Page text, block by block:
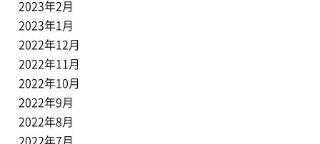
2023年2月
2023年1月
2022年12月
2022年11月
2022年10月
2022年9月
2022年8月
2022年7月